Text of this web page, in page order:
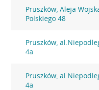
Pruszków, Aleja
Polskiego 48
Pruszków,
4a
Pruszków,
4a